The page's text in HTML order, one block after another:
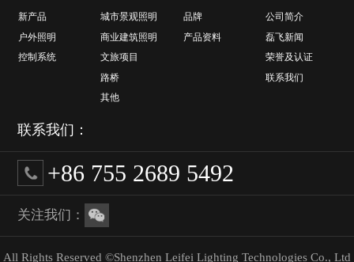
新产品
户外照明
控制系统
城市景观照明
商业建筑照明
文旅项目
路桥
其他
品牌
产品资料
公司简介
磊飞新闻
荣誉及认证
联系我们
联系我们：
+86 755 2689 5492
关注我们：
All Rights Reserved ©Shenzhen Leifei Lighting Technologies Co., Ltd